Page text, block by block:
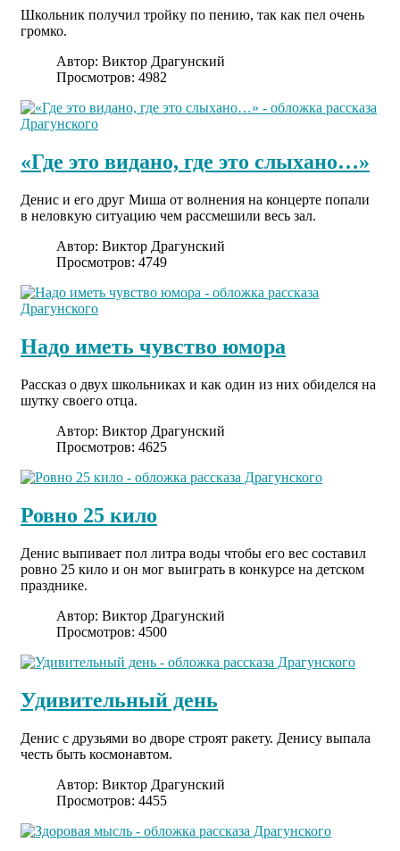
Школьник получил тройку по пению, так как пел очень
громко.
Автор: Виктор Драгунский
Просмотров: 4982
«Где это видано, где это слыхано…»
Денис и его друг Миша от волнения на концерте попали
в неловкую ситуацию чем рассмешили весь зал.
Автор: Виктор Драгунский
Просмотров: 4749
Надо иметь чувство юмора
Рассказ о двух школьниках и как один из них обиделся на
шутку своего отца.
Автор: Виктор Драгунский
Просмотров: 4625
Ровно 25 кило
Денис выпивает пол литра воды чтобы его вес составил
ровно 25 кило и он мог выиграть в конкурсе на детском
празднике.
Автор: Виктор Драгунский
Просмотров: 4500
Удивительный день
Денис с друзьями во дворе строят ракету. Денису выпала
честь быть космонавтом.
Автор: Виктор Драгунский
Просмотров: 4455